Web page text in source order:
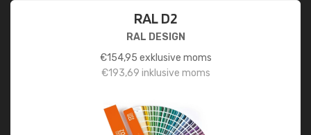
RAL D2
RAL DESIGN
€154,95 exklusive moms
€193,69 inklusive moms